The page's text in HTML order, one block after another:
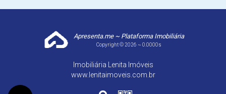
Apresenta.me ~ Plataforma Imobiliária
Copyright © 2026 ~ 0.0000s
Imobiliária Lenita Imóveis
www.lenitaimoveis.com.br